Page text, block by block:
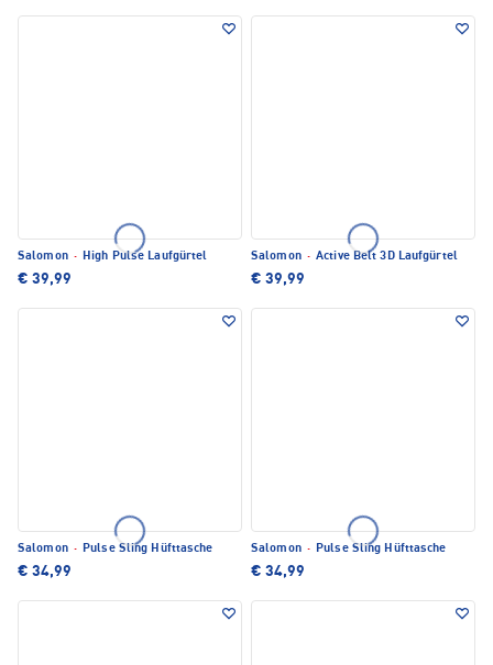
Salomon · High Pulse Laufgürtel
€ 39,99
Salomon · Active Belt 3D Laufgürtel
€ 39,99
Salomon · Pulse Sling Hüfttasche
€ 34,99
Salomon · Pulse Sling Hüfttasche
€ 34,99